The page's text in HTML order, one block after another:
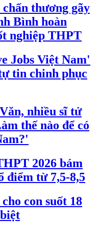
thương gãy
Bình hoàn
nghiệp THPT
Jobs Việt Nam'
tin chinh phục
nhiều sĩ tử
thế nào để có
2026 bám
điểm từ 7,5-8,5
con suốt 18